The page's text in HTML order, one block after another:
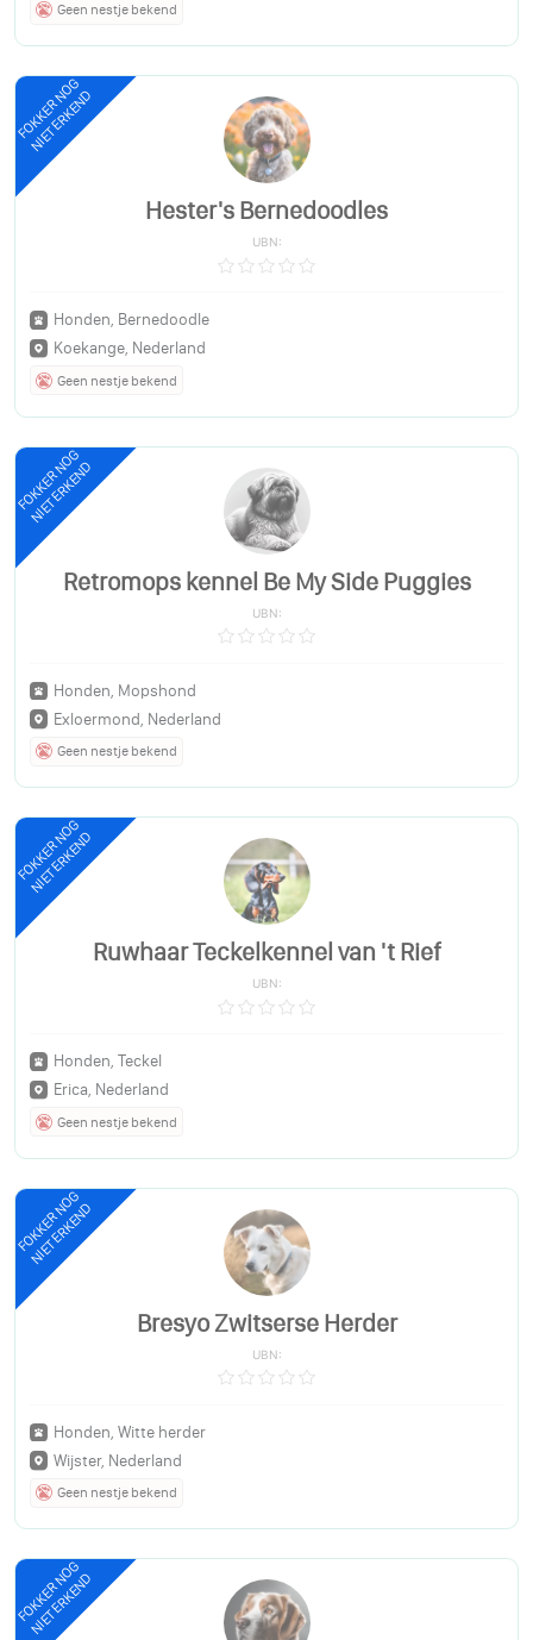
Geen nestje bekend
FOKKER NOG
NIET ERKEND
Hester's Bernedoodles
UBN:
Honden, Bernedoodle
Koekange, Nederland
Geen nestje bekend
FOKKER NOG
NIET ERKEND
Retromops kennel Be My Side Puggies
UBN:
Honden, Mopshond
Exloermond, Nederland
Geen nestje bekend
FOKKER NOG
NIET ERKEND
Ruwhaar Teckelkennel van 't Rief
UBN:
Honden, Teckel
Erica, Nederland
Geen nestje bekend
FOKKER NOG
NIET ERKEND
Bresyo Zwitserse Herder
UBN:
Honden, Witte herder
Wijster, Nederland
Geen nestje bekend
FOKKER NOG
NIET ERKEND